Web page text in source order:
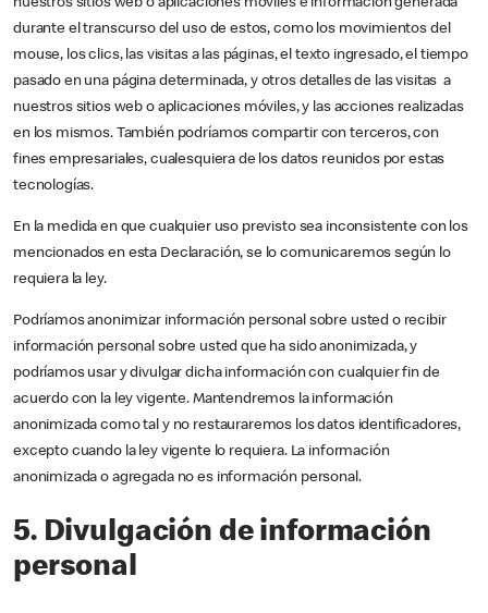
nuestros sitios web o aplicaciones móviles e información generada
durante el transcurso del uso de estos, como los movimientos del
mouse, los clics, las visitas a las páginas, el texto ingresado, el tiempo
pasado en una página determinada, y otros detalles de las visitas a
nuestros sitios web o aplicaciones móviles, y las acciones realizadas
en los mismos. También podríamos compartir con terceros, con
fines empresariales, cualesquiera de los datos reunidos por estas
tecnologías.
En la medida en que cualquier uso previsto sea inconsistente con los
mencionados en esta Declaración, se lo comunicaremos según lo
requiera la ley.
Podríamos anonimizar información personal sobre usted o recibir
información personal sobre usted que ha sido anonimizada, y
podríamos usar y divulgar dicha información con cualquier fin de
acuerdo con la ley vigente. Mantendremos la información
anonimizada como tal y no restauraremos los datos identificadores,
excepto cuando la ley vigente lo requiera. La información
anonimizada o agregada no es información personal.
5. Divulgación de información
personal